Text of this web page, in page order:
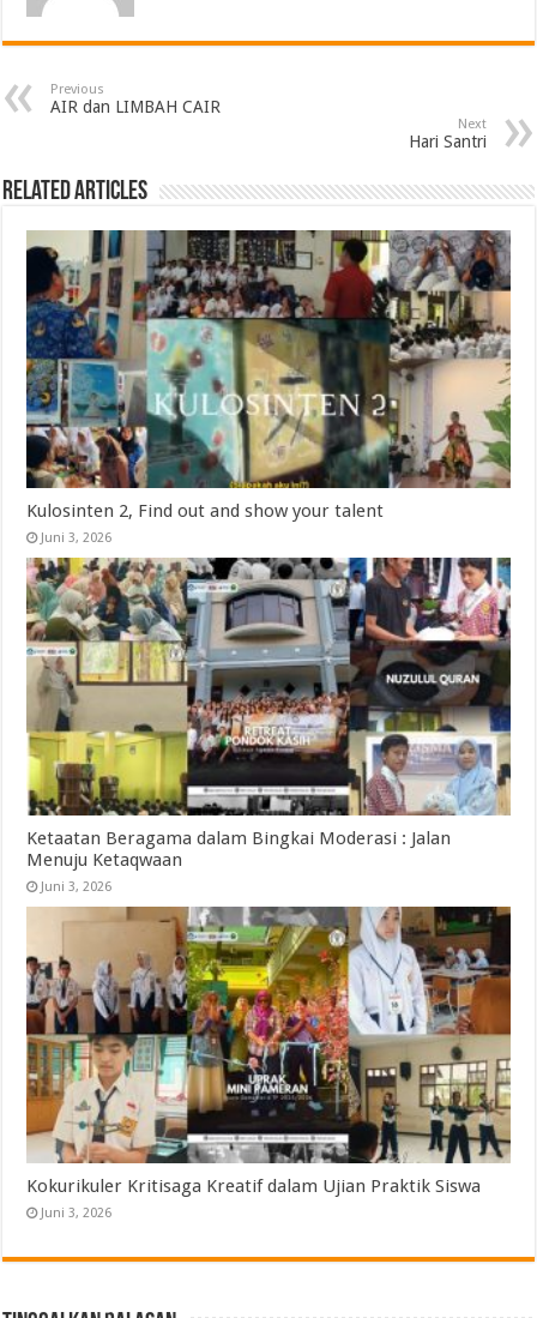
Previous
AIR dan LIMBAH CAIR
Next
Hari Santri
Related Articles
Kulosinten 2, Find out and show your talent
Juni 3, 2026
Ketaatan Beragama dalam Bingkai Moderasi : Jalan
Menuju Ketaqwaan
Juni 3, 2026
Kokurikuler Kritisaga Kreatif dalam Ujian Praktik Siswa
Juni 3, 2026